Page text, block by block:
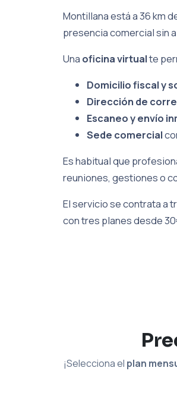
Montillana está a 36 km
presencia comercial sin
Una oficina virtualte
Domicilio fiscal y
Dirección de
Escaneo y envío
Sede comercial
Es habitual que
reuniones, gestiones o
El servicio se contrata a
con tres planes desde
¡Selecciona el plan